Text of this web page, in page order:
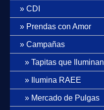
CDI
Prendas con Amor
Campañas
Tapitas que Iluminan
Ilumina RAEE
Mercado de Pulgas